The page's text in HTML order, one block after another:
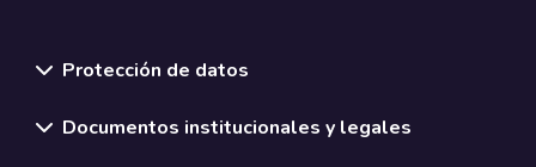
Protección de datos
Documentos institucionales y legales